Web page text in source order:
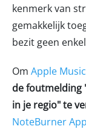
kenmerk van
gemakkelijk
bezit geen
Om Apple
de foutmelding
in je regio" te
NoteBurner